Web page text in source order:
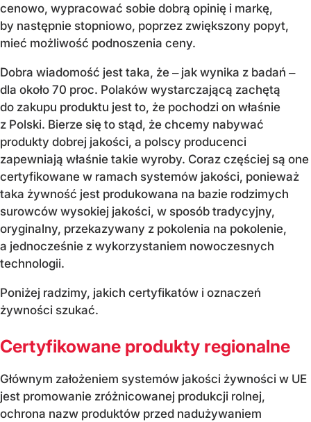
cenowo, wypracować sobie dobrą opinię i markę,
by następnie stopniowo, poprzez zwiększony popyt,
mieć możliwość podnoszenia ceny.
Dobra wiadomość jest taka, że ‒ jak wynika z badań ‒
dla około 70 proc. Polaków wystarczającą zachętą
do zakupu produktu jest to, że pochodzi on właśnie
z Polski. Bierze się to stąd, że chcemy nabywać
produkty dobrej jakości, a polscy producenci
zapewniają właśnie takie wyroby. Coraz częściej są one
certyfikowane w ramach systemów jakości, ponieważ
taka żywność jest produkowana na bazie rodzimych
surowców wysokiej jakości, w sposób tradycyjny,
oryginalny, przekazywany z pokolenia na pokolenie,
a jednocześnie z wykorzystaniem nowoczesnych
technologii.
Poniżej radzimy, jakich certyfikatów i oznaczeń
żywności szukać.
Certyfikowane produkty regionalne
Głównym założeniem systemów jakości żywności w UE
jest promowanie zróżnicowanej produkcji rolnej,
ochrona nazw produktów przed nadużywaniem